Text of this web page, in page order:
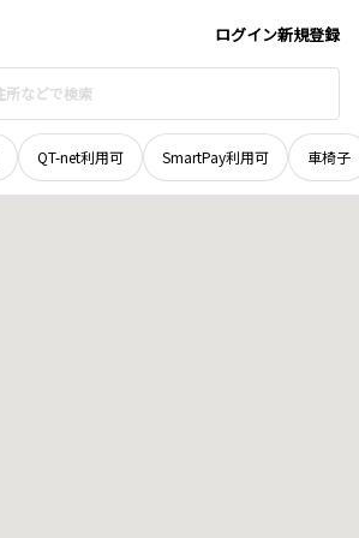
ログイン新規登録
QT-net利用可 SmartPay利用可 車椅子